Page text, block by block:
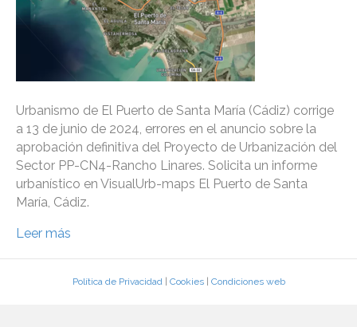
Urbanismo de El Puerto de Santa María (Cádiz) corrige
a 13 de junio de 2024, errores en el anuncio sobre la
aprobación definitiva del Proyecto de Urbanización del
Sector PP-CN4-Rancho Linares. Solicita un informe
urbanístico en VisualUrb-maps El Puerto de Santa
María, Cádiz.
Leer más
Política de Privacidad| Cookies| Condiciones web